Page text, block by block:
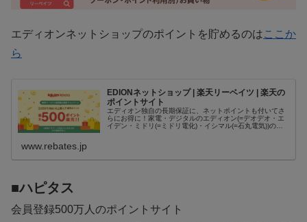
エディオンネットショップのポイントを貯めるのはここか
ら
EDIONネットショップ | 楽天リーベイツ | 楽天の
ポイントサイト
エディオン独自の長期保証に、ネットポイントも付いてさ
らにお得に！家電・デジタルのエディオン(=デオデオ・エ
イデン・ミドリ(=ミドリ電化)・イシマル(=石丸電気))の通
www.rebates.jp
■ハピタス
会員登録500万人のポイントサイト